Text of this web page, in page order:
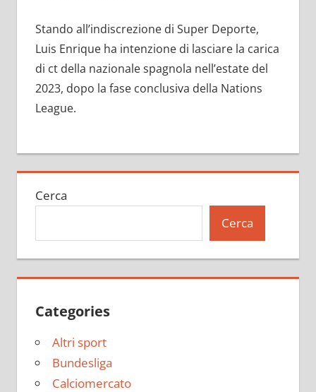
Stando all’indiscrezione di Super Deporte,
Luis Enrique ha intenzione di lasciare la carica
di ct della nazionale spagnola nell’estate del
2023, dopo la fase conclusiva della Nations
League.
Cerca
Cerca
Categories
Altri sport
Bundesliga
Calciomercato